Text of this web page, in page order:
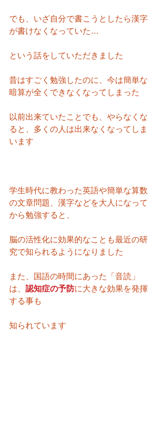
でも、いざ自分で書こうとしたら漢字
が書けなくなっていた…
という話をしていただきました
昔はすごく勉強したのに、今は簡単な
暗算が全くできなくなってしまった
以前出来ていたことでも、やらなくな
ると、多くの人は出来なくなってしま
います
学生時代に教わった英語や簡単な算数
の文章問題、漢字などを大人になって
から勉強すると、
脳の活性化に効果的なことも最近の研
究で知られるようになりました
また、国語の時間にあった「音読」
は、 認知症の予防に大きな効果を発揮
する事も
知られています